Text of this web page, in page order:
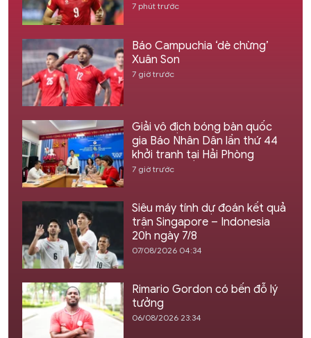
7 phút trước
Báo Campuchia ‘dè chừng’
Xuân Son
7 giờ trước
Giải vô địch bóng bàn quốc
gia Báo Nhân Dân lần thứ 44
khởi tranh tại Hải Phòng
7 giờ trước
Siêu máy tính dự đoán kết quả
trận Singapore – Indonesia
20h ngày 7/8
07/08/2026 04:34
Rimario Gordon có bến đỗ lý
tưởng
06/08/2026 23:34